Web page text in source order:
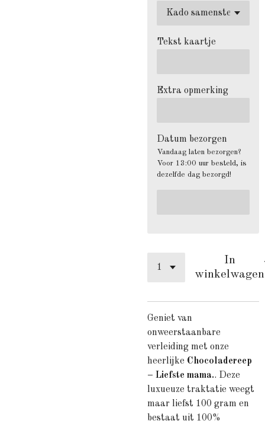
Tekst kaartje
Extra opmerking
Datum bezorgen
Vandaag laten bezorgen?
Voor 13:00 uur besteld, is
dezelfde dag bezorgd!
In
winkelwagen
Geniet van
onweerstaanbare
verleiding met onze
heerlijke Chocoladereep
– Liefste mama.. Deze
luxueuze traktatie weegt
maar liefst 100 gram en
bestaat uit 100%